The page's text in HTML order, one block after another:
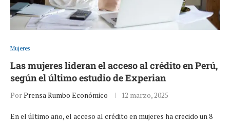
Mujeres
Las mujeres lideran el acceso al crédito en Perú,
según el último estudio de Experian
PorPrensa Rumbo Económico 12 marzo, 2025
En el último año, el acceso al crédito en mujeres ha crecido un 8